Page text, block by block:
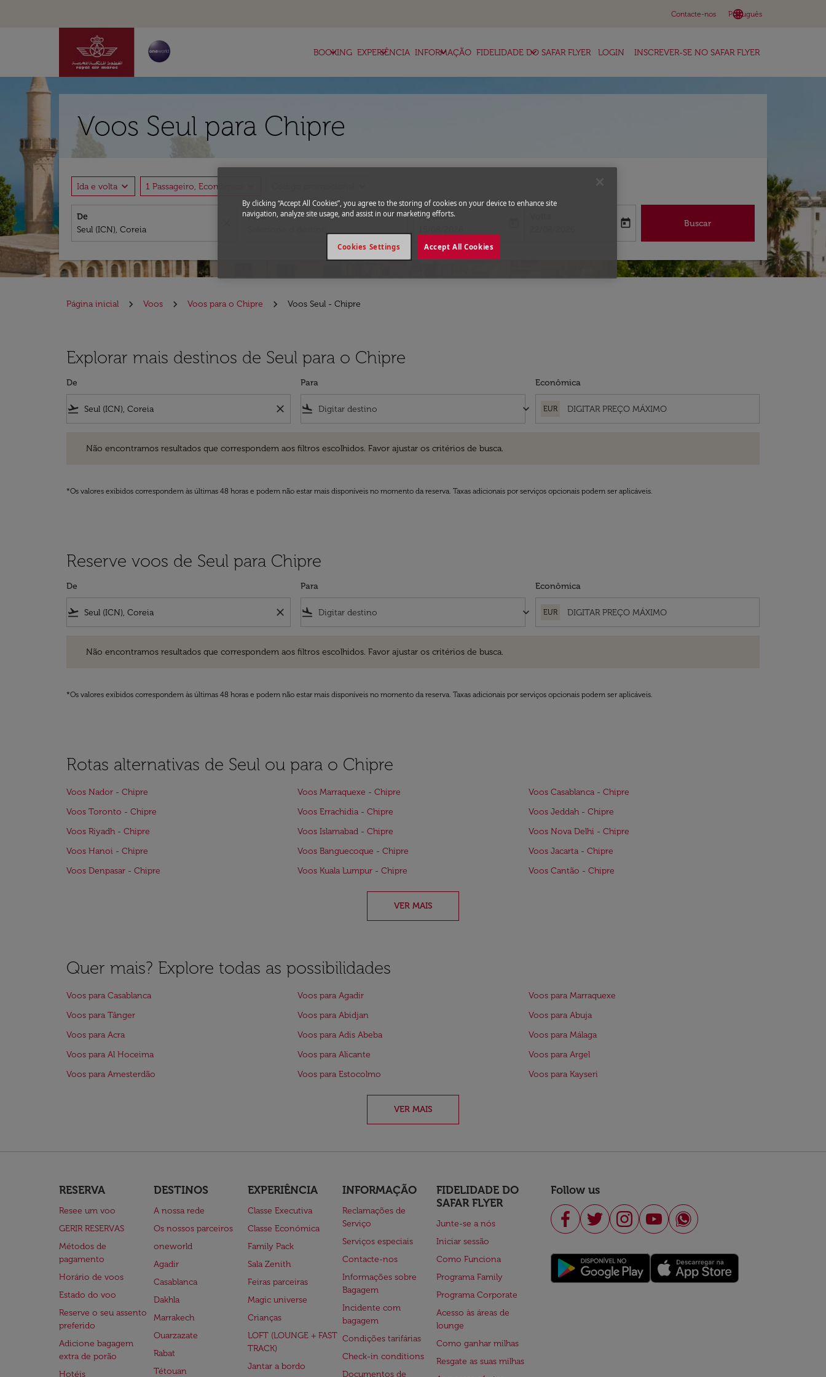
Contacte-nos language
Português
keyboard_arrow_down
BOOKING
keyboard_arrow_down EXPERIÊNCIA
keyboard_arrow_down INFORMAÇÃO
keyboard_arrow_down FIDELIDADE DO SAFAR FLYER
keyboard_arrow_down LOGIN INSCREVER-SE NO SAFAR FLYER
Voos Seul para Chipre
Ida e volta expand_more 1 Passageiro, Econômica
De Para
Partida
fc-booking-return-date-aria-label
today Buscar
Página inicial Voos Voos para o Chipre Voos Seul - Chipre
Explorar mais destinos de Seul para o Chipre
De
flight_takeoff close
Para
flight_land keyboard_arrow_down
Econômica
EUR
Não encontramos resultados que correspondem aos filtros escolhidos. Favor ajustar os critérios de busca.
*Os valores exibidos correspondem às últimas 48 horas e podem não estar mais disponíveis no momento da reserva. Taxas adicionais por serviços opcionais podem ser aplicáveis.
Reserve voos de Seul para Chipre
De
flight_takeoff close
Para
flight_land keyboard_arrow_down
Econômica
EUR
Não encontramos resultados que correspondem aos filtros escolhidos. Favor ajustar os critérios de busca.
*Os valores exibidos correspondem às últimas 48 horas e podem não estar mais disponíveis no momento da reserva. Taxas adicionais por serviços opcionais podem ser aplicáveis.
Rotas alternativas de Seul ou para o Chipre
Voos Nador - Chipre Voos Marraquexe - Chipre
Voos Casablanca - Chipre
Voos Toronto - Chipre
Voos Errachidia - Chipre
Voos Jeddah - Chipre
Voos Riyadh - Chipre
Voos Islamabad - Chipre
Voos Nova Delhi - Chipre
Voos Hanoi - Chipre
Voos Banguecoque - Chipre
Voos Jacarta - Chipre
Voos Denpasar - Chipre
Voos Kuala Lumpur - Chipre Voos Cantão - Chipre
VER MAIS
Quer mais? Explore todas as possibilidades
Voos para Casablanca Voos para Agadir
Voos para Marraquexe
Voos para Tânger
Voos para Abidjan
Voos para Abuja
Voos para Acra
Voos para Adis Abeba
Voos para Málaga
Voos para Al Hoceima
Voos para Alicante
Voos para Argel
Voos para Amesterdão
Voos para Estocolmo Voos para Kayseri
VER MAIS
RESERVA
Resee um voo
GERIR RESERVAS
Métodos de
pagamento
Horário de voos
Estado do voo
Reserve o seu assento
preferido
Adicione bagagem
extra de porão
Hotéis
DESTINOS
A nossa rede
Os nossos parceiros
oneworld
Agadir
Casablanca
Dakhla
Marrakech
Ouarzazate
Rabat
Tétouan
EXPERIÊNCIA
Classe Executiva
Classe Económica
Family Pack
Sala Zenith
Feiras parceiras
Magic universe
Crianças
LOFT (LOUNGE + FAST
TRACK)
Jantar a bordo
INFORMAÇÃO
Reclamações de
Serviço
Serviços especiais
Contacte-nos
Informações sobre
Bagagem
Incidente com
bagagem
Condições tarifárias
Check-in conditions
Documentos de
FIDELIDADE DO
SAFAR FLYER
Junte-se a nós
Iniciar sessão
Como Funciona
Programa Family
Programa Corporate
Acesso às áreas de
lounge
Como ganhar milhas
Resgate as suas milhas
Follow us
By clicking “Accept All Cookies”, you agree to the storing of cookies on your device to enhance site
navigation, analyze site usage, and assist in our marketing efforts.
Accept All Cookies
Cookies Settings